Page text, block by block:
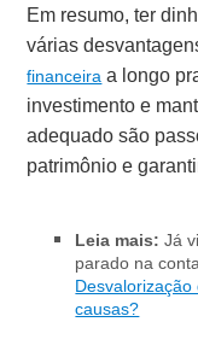
Em resumo, ter
várias
financeira a longo
investimento e
adequado são
patrimônio e
Leia mais: Já
parado na
causas?